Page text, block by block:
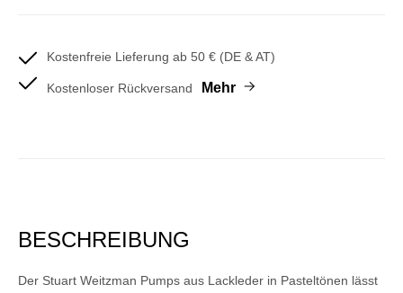
Kostenfreie Lieferung ab 50 € (DE & AT)
Kostenloser Rückversand Mehr
BESCHREIBUNG
Der Stuart Weitzman Pumps aus Lackleder in Pasteltönen lässt